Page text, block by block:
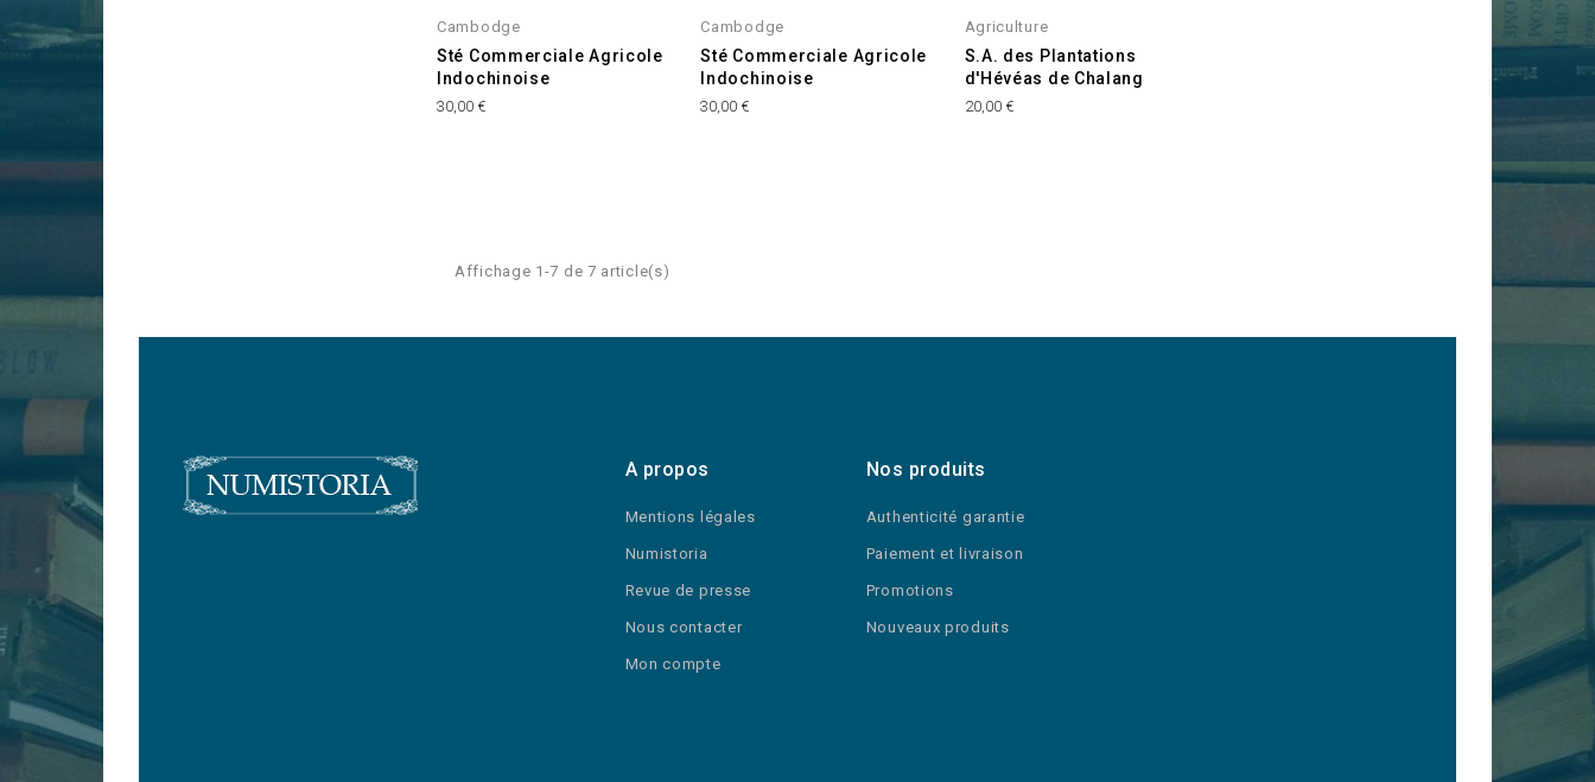
Cambodge
Sté Commerciale Agricole
Indochinoise
Prix
30,00 €
Cambodge
Sté Commerciale Agricole
Indochinoise
Prix
30,00 €
Agriculture
S.A. des Plantations
d'Hévéas de Chalang
Prix
20,00 €
Affichage 1-7 de 7 article(s)
A propos
Mentions légales
Numistoria
Revue de presse
Nous contacter
Mon compte
Nos produits
Authenticité garantie
Paiement et livraison
Promotions
Nouveaux produits